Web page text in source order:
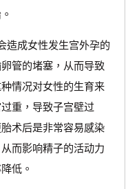
成女性发生宫外孕的
管的堵塞，从而导致
情况对女性的生育来
重，导致子宫壁过
术后是非常容易感染
而影响精子的活动力
低。